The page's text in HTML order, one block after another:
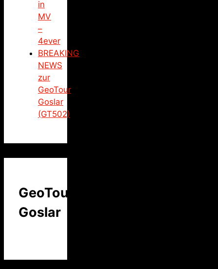
in
MV
–
4ever
BREAKING
NEWS
zur
GeoTour
Goslar
(GT502)
GeoTour
Goslar